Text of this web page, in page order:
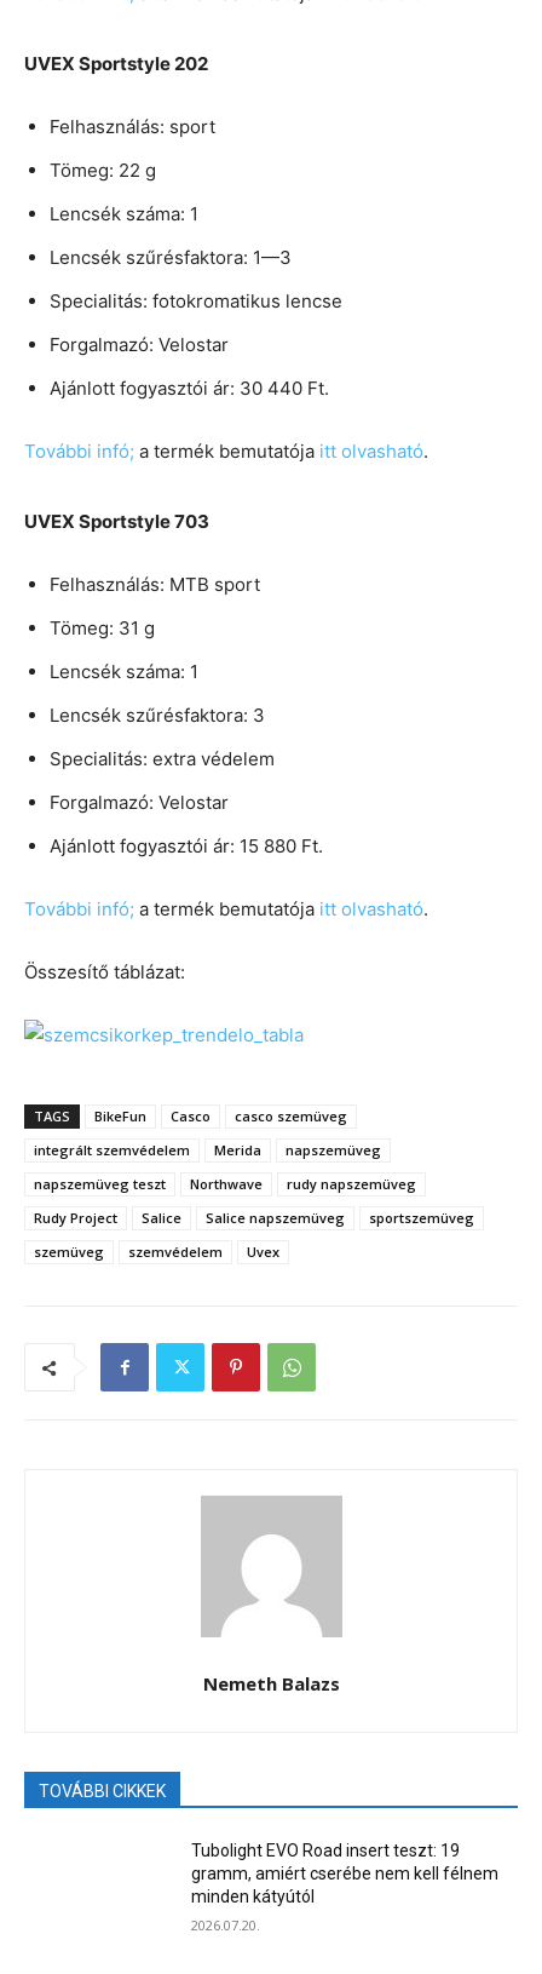
UVEX Sportstyle 202
Felhasználás: sport
Tömeg: 22 g
Lencsék száma: 1
Lencsék szűrésfaktora: 1—3
Specialitás: fotokromatikus lencse
Forgalmazó: Velostar
Ajánlott fogyasztói ár: 30 440 Ft.
További infó; a termék bemutatója itt olvasható.
UVEX Sportstyle 703
Felhasználás: MTB sport
Tömeg: 31 g
Lencsék száma: 1
Lencsék szűrésfaktora: 3
Specialitás: extra védelem
Forgalmazó: Velostar
Ajánlott fogyasztói ár: 15 880 Ft.
További infó; a termék bemutatója itt olvasható.
Összesítő táblázat:
TAGS BikeFun Casco
casco szemüveg
integrált szemvédelem
Merida
napszemüveg
napszemüveg teszt
Northwave
rudy napszemüveg
Rudy Project
Salice Salice napszemüveg
sportszemüveg
szemüveg
szemvédelem Uvex
Nemeth Balazs
TOVÁBBI CIKKEK
Tubolight EVO Road insert teszt: 19
gramm, amiért cserébe nem kell félnem
minden kátyútól
2026.07.20.